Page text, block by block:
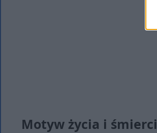
Motyw życia i śmierci